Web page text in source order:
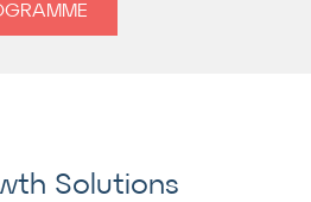
Solutions